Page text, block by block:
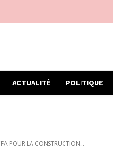
ACTUALITÉ POLITIQUE
POUR LA CONSTRUCTION...